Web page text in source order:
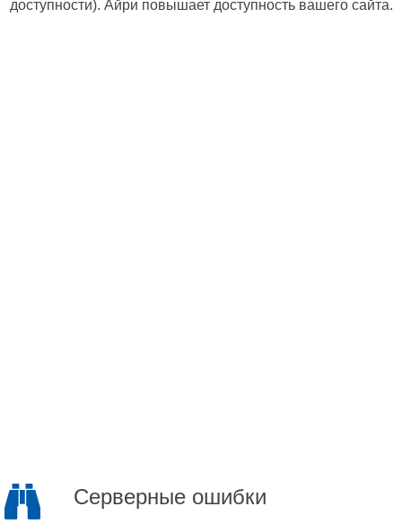
доступности). Айри повышает доступность вашего сайта.
Серверные ошибки